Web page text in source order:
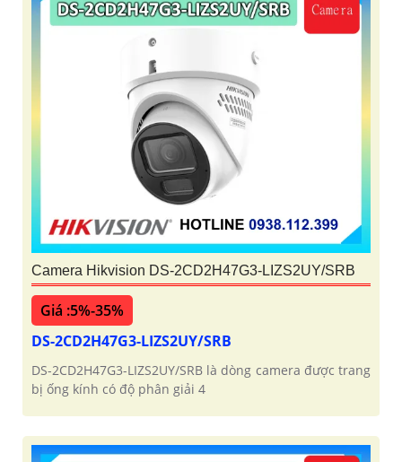
Camera Hikvision DS-2CD2H47G3-LIZS2UY/SRB
Giá :5%-35%
DS-2CD2H47G3-LIZS2UY/SRB
DS-2CD2H47G3-LIZS2UY/SRB là dòng camera được trang
bị ống kính có độ phân giải 4